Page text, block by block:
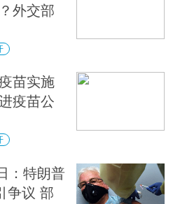
外交部
苗实施
疫苗公
：特朗普
争议 部